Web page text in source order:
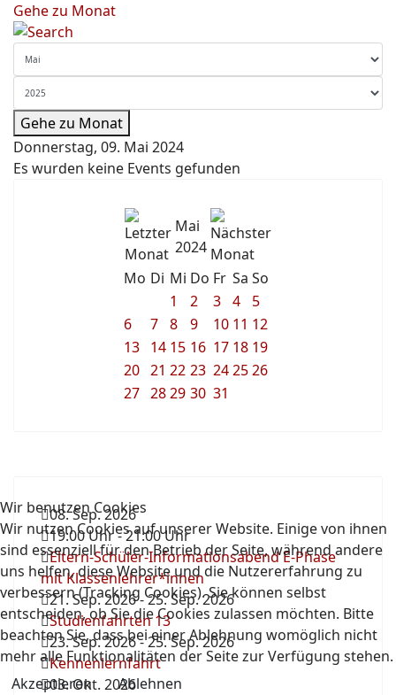
Gehe zu Monat
Gehe zu Monat
Donnerstag, 09. Mai 2024
Es wurden keine Events gefunden
Mai
2024
Mo Di Mi Do Fr Sa So
1
2 3 4
5
6
7 8 9 10 11 12
13 14 15 16 17 18 19
20 21 22 23 242526
27 2829 30 31
08. Sep. 2026
19:00 Uhr-21:00 Uhr
Eltern-Schüler-Informationsabend E-Phase
mit Klassenlehrer*innen
21. Sep. 2026-25. Sep. 2026
Studienfahrten 13
23. Sep. 2026-25. Sep. 2026
Kennenlernfahrt
03. Okt. 2026
Wir benutzen Cookies
Wir nutzen Cookies auf unserer Website. Einige von ihnen
sind essenziell für den Betrieb der Seite, während andere
uns helfen, diese Website und die Nutzererfahrung zu
verbessern (Tracking Cookies). Sie können selbst
entscheiden, ob Sie die Cookies zulassen möchten. Bitte
beachten Sie, dass bei einer Ablehnung womöglich nicht
mehr alle Funktionalitäten der Seite zur Verfügung stehen.
Akzeptieren
Ablehnen